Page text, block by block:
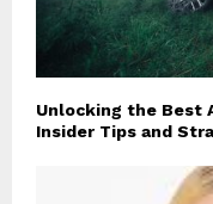
Unlocking the Best
Insider Tips and